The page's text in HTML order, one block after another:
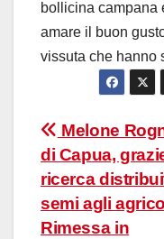
bollicina campana
amare il buon
vissuta che hanno
articoli
Melone
di Capua,
ricerca
semi agli
Rimessa in